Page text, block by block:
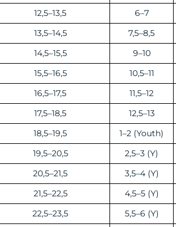
12,5–13,5
6–7
13,5–14,5
7,5–8,5
14,5–15,5
9–10
15,5–16,5
10,5–11
16,5–17,5
11,5–12
17,5–18,5
12,5–13
18,5–19,5
1–2 (Youth)
19,5–20,5
2,5–3 (Y)
20,5–21,5
3,5–4 (Y)
21,5–22,5
4,5–5 (Y)
22,5–23,5
5,5–6 (Y)